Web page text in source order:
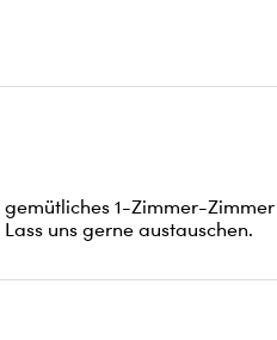
gemütliches 1-Zimmer-
uns gerne austauschen.